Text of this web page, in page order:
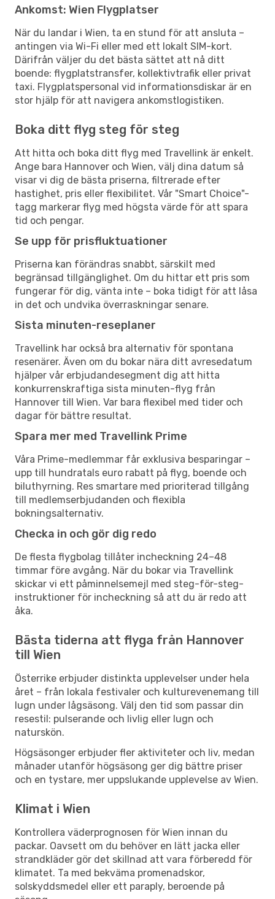
Ankomst: Wien Flygplatser
När du landar i Wien, ta en stund för att ansluta –
antingen via Wi-Fi eller med ett lokalt SIM-kort.
Därifrån väljer du det bästa sättet att nå ditt
boende: flygplatstransfer, kollektivtrafik eller privat
taxi. Flygplatspersonal vid informationsdiskar är en
stor hjälp för att navigera ankomstlogistiken.
Boka ditt flyg steg för steg
Att hitta och boka ditt flyg med Travellink är enkelt.
Ange bara Hannover och Wien, välj dina datum så
visar vi dig de bästa priserna, filtrerade efter
hastighet, pris eller flexibilitet. Vår "Smart Choice"-
tagg markerar flyg med högsta värde för att spara
tid och pengar.
Se upp för prisfluktuationer
Priserna kan förändras snabbt, särskilt med
begränsad tillgänglighet. Om du hittar ett pris som
fungerar för dig, vänta inte – boka tidigt för att låsa
in det och undvika överraskningar senare.
Sista minuten-reseplaner
Travellink har också bra alternativ för spontana
resenärer. Även om du bokar nära ditt avresedatum
hjälper vår erbjudandesegment dig att hitta
konkurrenskraftiga sista minuten-flyg från
Hannover till Wien. Var bara flexibel med tider och
dagar för bättre resultat.
Spara mer med Travellink Prime
Våra Prime-medlemmar får exklusiva besparingar –
upp till hundratals euro rabatt på flyg, boende och
biluthyrning. Res smartare med prioriterad tillgång
till medlemserbjudanden och flexibla
bokningsalternativ.
Checka in och gör dig redo
De flesta flygbolag tillåter incheckning 24–48
timmar före avgång. När du bokar via Travellink
skickar vi ett påminnelsemejl med steg-för-steg-
instruktioner för incheckning så att du är redo att
åka.
Bästa tiderna att flyga från Hannover
till Wien
Österrike erbjuder distinkta upplevelser under hela
året – från lokala festivaler och kulturevenemang till
lugn under lågsäsong. Välj den tid som passar din
resestil: pulserande och livlig eller lugn och
naturskön.
Högsäsonger erbjuder fler aktiviteter och liv, medan
månader utanför högsäsong ger dig bättre priser
och en tystare, mer uppslukande upplevelse av Wien.
Klimat i Wien
Kontrollera väderprognosen för Wien innan du
packar. Oavsett om du behöver en lätt jacka eller
strandkläder gör det skillnad att vara förberedd för
klimatet. Ta med bekväma promenadskor,
solskyddsmedel eller ett paraply, beroende på